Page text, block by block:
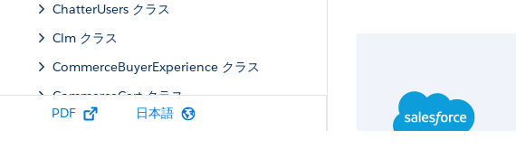
ChatterUsers クラス
Clm クラス
CommerceBuyerExperience クラス
CommerceCart クラス
CommerceCatalog クラス
PDF 日本語